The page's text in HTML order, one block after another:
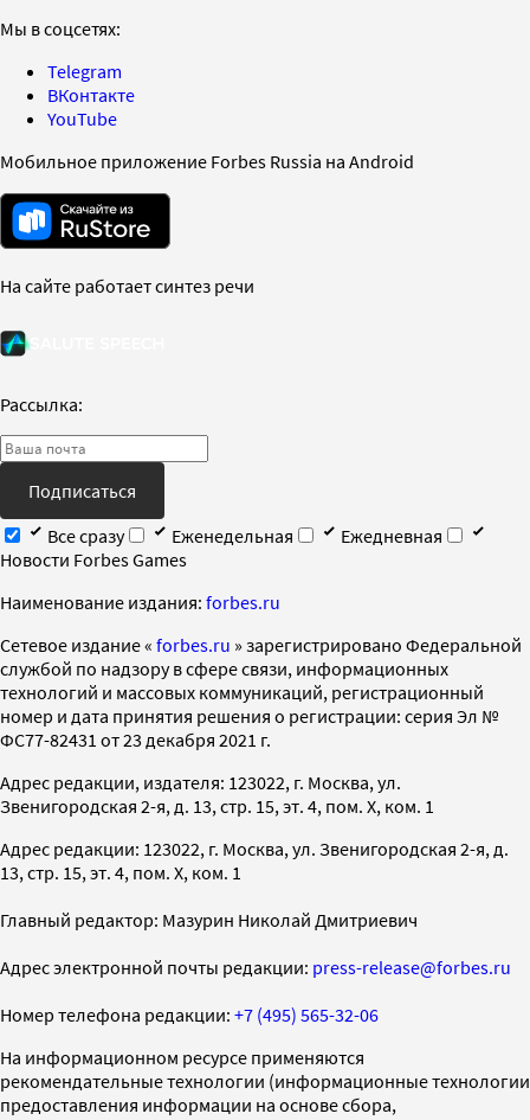
Мы в соцсетях:
Telegram
ВКонтакте
YouTube
Мобильное приложение Forbes Russia на Android
На сайте работает синтез речи
Рассылка:
Подписаться
Все сразу
Еженедельная
Ежедневная
Новости Forbes Games
Наименование издания: forbes.ru
Cетевое издание « forbes.ru » зарегистрировано Федеральной
службой по надзору в сфере связи, информационных
технологий и массовых коммуникаций, регистрационный
номер и дата принятия решения о регистрации: серия Эл №
ФС77-82431 от 23 декабря 2021 г.
Адрес редакции, издателя: 123022, г. Москва, ул.
Звенигородская 2-я, д. 13, стр. 15, эт. 4, пом. X, ком. 1
Адрес редакции: 123022, г. Москва, ул. Звенигородская 2-я, д.
13, стр. 15, эт. 4, пом. X, ком. 1
Главный редактор: Мазурин Николай Дмитриевич
Адрес электронной почты редакции: press-release@forbes.ru
Номер телефона редакции: +7 (495) 565-32-06
На информационном ресурсе применяются
рекомендательные технологии (информационные технологии
предоставления информации на основе сбора,